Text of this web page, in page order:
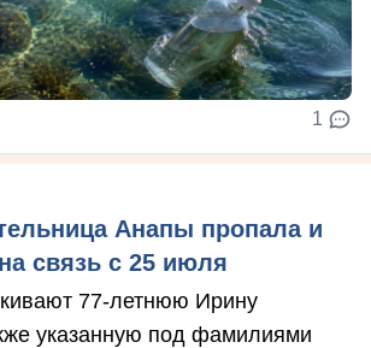
1
Анапы пропала и
связь с 25 июля
77-летнюю Ирину
указанную под фамилиями